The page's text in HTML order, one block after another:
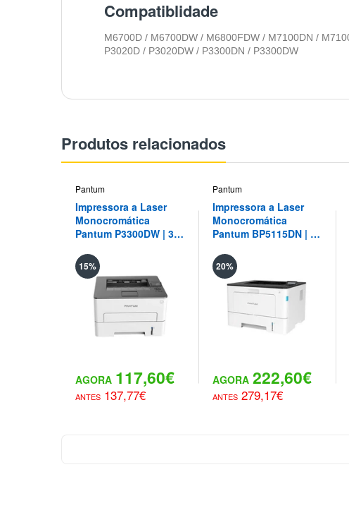
Compatiblidade
M6700D / M6700DW / M6800FDW / M7100DN /
P3020D / P3020DW / P3300DN / P3300DW
Produtos relacionados
Pantum
Impressora a Laser
Monocromática
Pantum P3300DW | 33
Automatico - NFC
15%
117,60€
137,77€
Pantum
Impressora a Laser
Monocromática
Pantum BP5115DN | 40
Automatico
20%
222,60€
279,17€